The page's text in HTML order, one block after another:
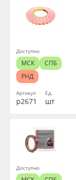
Артикул
р2671
Ед.
шт
Доступно
МСК
СПБ
РНД
Доступно